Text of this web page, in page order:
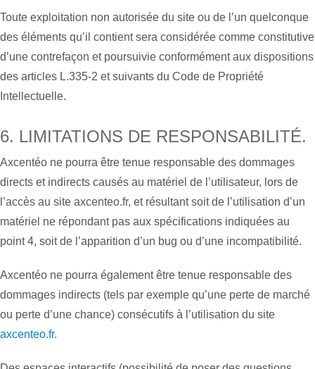
Toute exploitation non autorisée du site ou de l’un quelconque
des éléments qu’il contient sera considérée comme constitutive
d’une contrefaçon et poursuivie conformément aux dispositions
des articles L.335-2 et suivants du Code de Propriété
Intellectuelle.
6. LIMITATIONS DE RESPONSABILITÉ.
Axcentéo ne pourra être tenue responsable des dommages
directs et indirects causés au matériel de l’utilisateur, lors de
l’accès au site axcenteo.fr, et résultant soit de l’utilisation d’un
matériel ne répondant pas aux spécifications indiquées au
point 4, soit de l’apparition d’un bug ou d’une incompatibilité.
Axcentéo ne pourra également être tenue responsable des
dommages indirects (tels par exemple qu’une perte de marché
ou perte d’une chance) consécutifs à l’utilisation du site
axcenteo.fr.